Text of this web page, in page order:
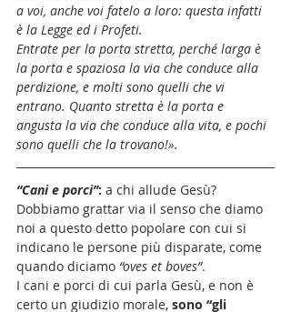
a voi, anche voi fatelo a loro: questa infatti
è la Legge ed i Profeti.
Entrate per la porta stretta, perché larga è
la porta e spaziosa la via che conduce alla
perdizione, e molti sono quelli che vi
entrano. Quanto stretta è la porta e
angusta la via che conduce alla vita, e pochi
sono quelli che la trovano!».
“Cani e porci”: a chi allude Gesù?
Dobbiamo grattar via il senso che diamo
noi a questo detto popolare con cui si
indicano le persone più disparate, come
quando diciamo “oves et boves”.
I cani e porci di cui parla Gesù, e non è
certo un giudizio morale, sono “gli